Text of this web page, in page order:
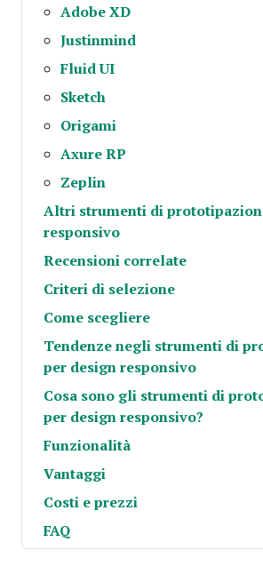
Adobe XD
Justinmind
Fluid UI
Sketch
Origami
Axure RP
Zeplin
Altri strumenti di
responsivo
Recensioni correlate
Criteri di selezione
Come scegliere
Tendenze negli strumenti di
per design responsivo
Cosa sono gli strumenti di
per design responsivo?
Funzionalità
Vantaggi
Costi e prezzi
FAQ